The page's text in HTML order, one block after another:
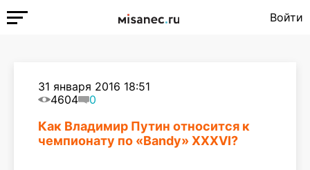
Войти
31 января 2016 18:51
4604
0
Как Владимир Путин относится к
чемпионату по «Bandy» XXXVI?